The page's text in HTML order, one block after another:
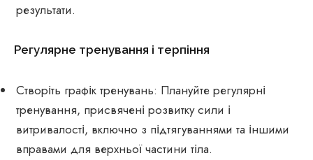
результати.
Регулярне тренування і терпіння
Створіть графік тренувань: Плануйте регулярні
тренування, присвячені розвитку сили і
витривалості, включно з підтягуваннями та іншими
вправами для верхньої частини тіла.